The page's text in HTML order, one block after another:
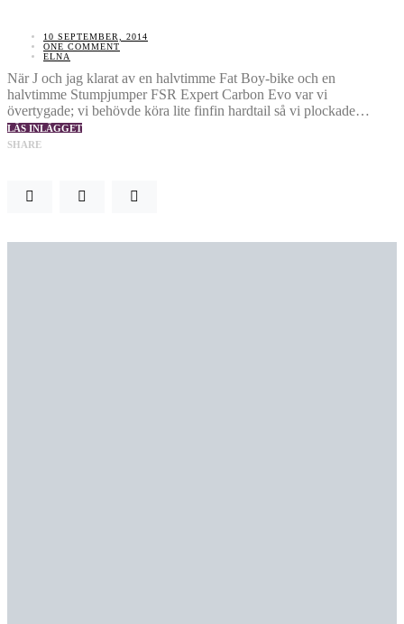
10 SEPTEMBER, 2014
ONE COMMENT
ELNA
När J och jag klarat av en halvtimme Fat Boy-bike och en
halvtimme Stumpjumper FSR Expert Carbon Evo var vi
övertygade; vi behövde köra lite finfin hardtail så vi plockade…
LÄS INLÄGGET
SHARE